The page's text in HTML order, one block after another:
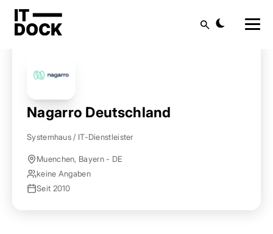
Startseite Anbieter finden
Nagarro Deutschland
Systemhaus / IT-Dienstleister
Muenchen, Bayern - DE
keine Angaben
Seit 2010